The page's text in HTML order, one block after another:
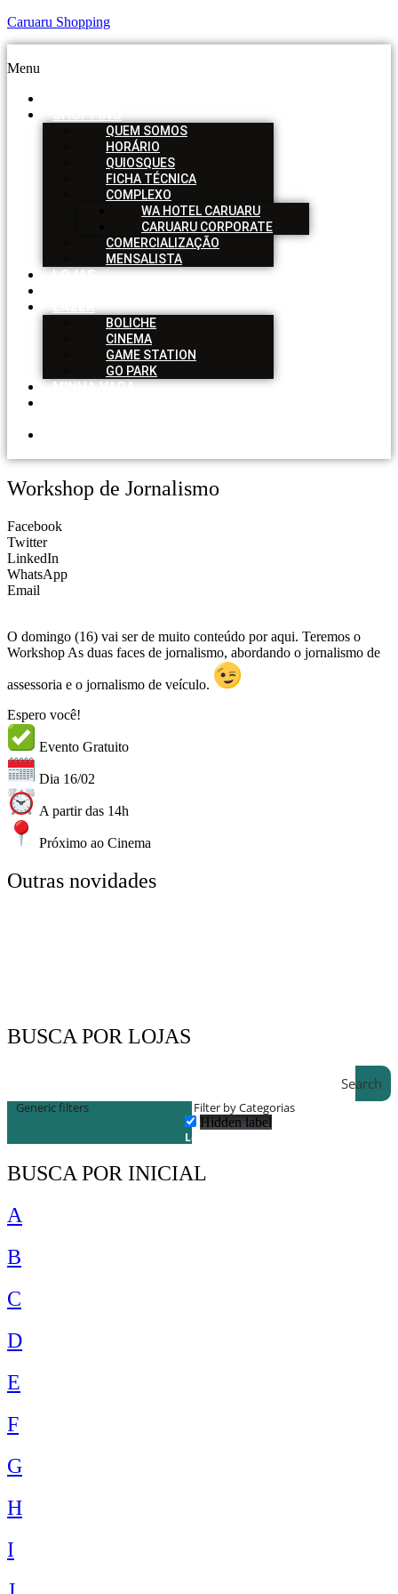
Caruaru Shopping
Menu
SHOPPING
QUEM SOMOS
HORÁRIO
QUIOSQUES
FICHA TÉCNICA
COMPLEXO
WA HOTEL CARUARU
CARUARU CORPORATE
COMERCIALIZAÇÃO
MENSALISTA
LOJAS
LAZER
BOLICHE
CINEMA
GAME STATION
GO PARK
MINHA VAGA
Workshop de Jornalismo
Facebook
Twitter
LinkedIn
WhatsApp
Email
O domingo (16) vai ser de muito conteúdo por aqui. Teremos o
Workshop As duas faces de jornalismo, abordando o jornalismo de
assessoria e o jornalismo de veículo.
Espero você!
Evento Gratuito
Dia 16/02
A partir das 14h
Próximo ao Cinema
Outras novidades
BUSCA POR LOJAS
Search
Generic filters Filter by Categorias
Hidden label
Lojas
BUSCA POR INICIAL
A
B
C
D
E
F
G
H
I